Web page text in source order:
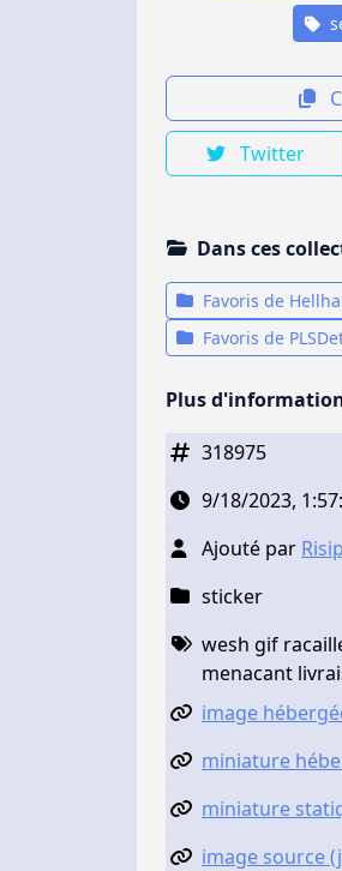
Twitter
Dans ces
Favoris de
Favoris de
Plus
318975
9/18/2023,
Ajouté par
sticker
wesh gif
menacant
image
miniature
miniature
image source